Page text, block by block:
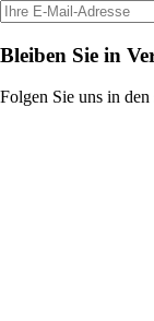
Bleiben Sie in
Folgen Sie uns in